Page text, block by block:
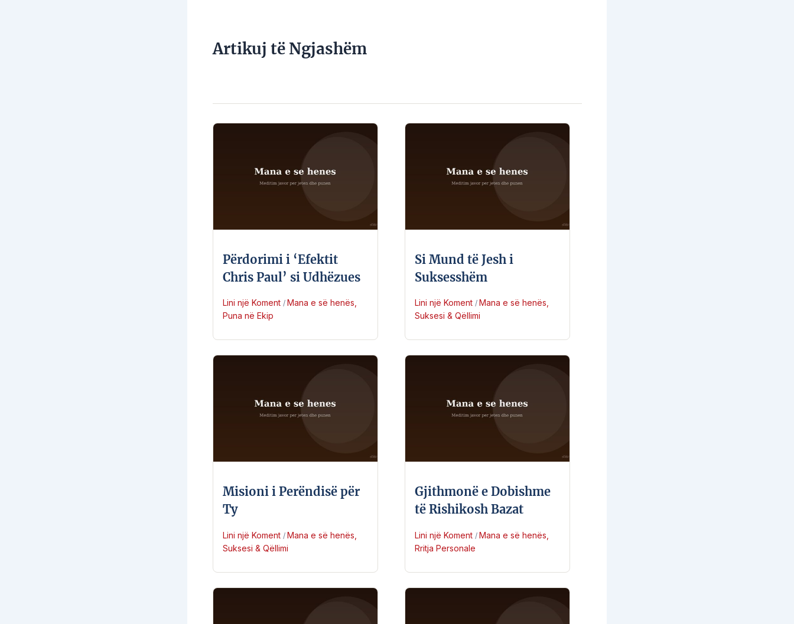
Artikuj të Ngjashëm
Përdorimi i ‘Efektit
Chris Paul’ si Udhëzues
Lini një Koment / Mana e së henës
Puna në Ekip
Si Mund të Jesh i
Suksesshëm
Lini një Koment / Mana e së henës
Suksesi & Qëllimi
Misioni i Perëndisë për
Ty
Lini një Koment / Mana e së henës
Suksesi & Qëllimi
Gjithmonë e Dobishme
të Rishikosh Bazat
Lini një Koment / Mana e së henës
Rritja Personale